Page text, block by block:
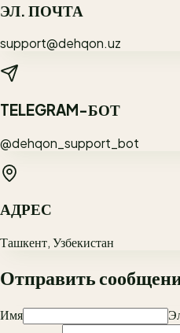
ЭЛ. ПОЧТА
support@dehqon.uz
TELEGRAM-БОТ
@dehqon_support_bot
АДРЕС
Ташкент, Узбекистан
Отправить
Имя